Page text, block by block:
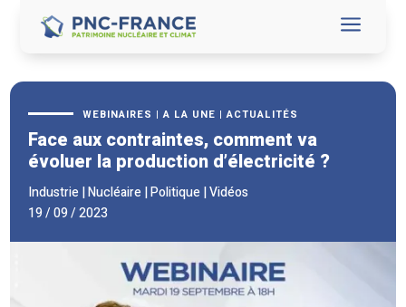
a
WEBINAIRES |A LA UNE |ACTUALITÉS
Face aux contraintes, comment va
évoluer la production d’électricité ?
Industrie|Nucléaire|Politique|Vidéos
19 / 09 / 2023